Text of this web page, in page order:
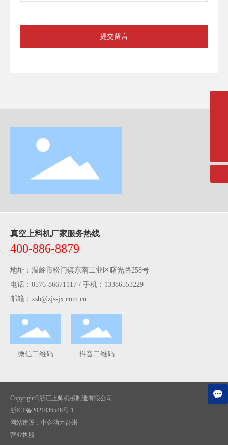
提交留言
真空上料机厂家服务热线
400-886-8879
地址：温岭市松门镇东南工业区曙光路258号
电话： 0576-86671117 / 手机： 13386553229
邮箱： xsb@zjssjx.com.cn
微信二维码 抖音二维码
Copyright©浙江上帅机械制造有限公司
浙ICP备2021036546号-1
网站建设： 中企动力 台州
营业执照